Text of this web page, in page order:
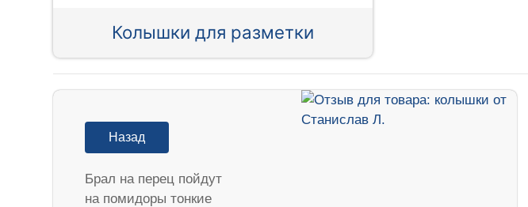
Колышки для разметки
Назад
Брал на перец пойдут
на помидоры тонкие